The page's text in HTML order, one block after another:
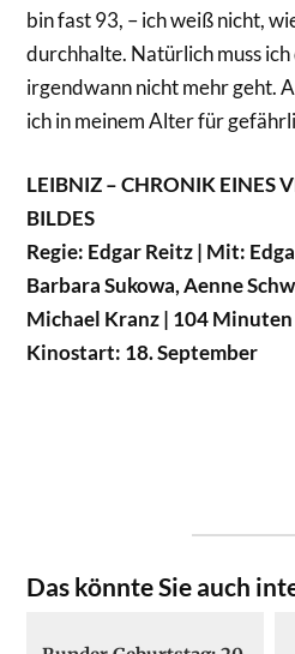
bin fast 93, – ich weiß nicht,
durchhalte. Natürlich muss
irgendwann nicht mehr geht.
ich in meinem Alter für
LEIBNIZ – CHRONIK EINES
BILDES
Regie: Edgar Reitz | Mit:
Barbara Sukowa, Aenne
Michael Kranz | 104 Minuten
Kinostart: 18. September
Das könnte Sie auch